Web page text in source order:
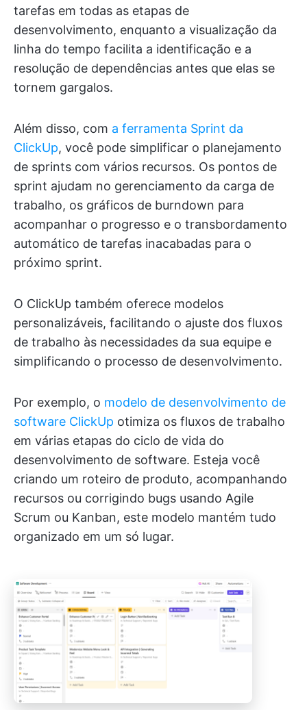
tarefas em todas as etapas de
desenvolvimento, enquanto a visualização da
linha do tempo facilita a identificação e a
resolução de dependências antes que elas se
tornem gargalos.
Além disso, com a ferramenta Sprint da
ClickUp, você pode simplificar o planejamento
de sprints com vários recursos. Os pontos de
sprint ajudam no gerenciamento da carga de
trabalho, os gráficos de burndown para
acompanhar o progresso e o transbordamento
automático de tarefas inacabadas para o
próximo sprint.
O ClickUp também oferece modelos
personalizáveis, facilitando o ajuste dos fluxos
de trabalho às necessidades da sua equipe e
simplificando o processo de desenvolvimento.
Por exemplo, o modelo de desenvolvimento de
software ClickUp otimiza os fluxos de trabalho
em várias etapas do ciclo de vida do
desenvolvimento de software. Esteja você
criando um roteiro de produto, acompanhando
recursos ou corrigindo bugs usando Agile
Scrum ou Kanban, este modelo mantém tudo
organizado em um só lugar.